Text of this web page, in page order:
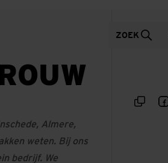
ZOEK
Almere,
weten. Bij ons
bedrijf. We